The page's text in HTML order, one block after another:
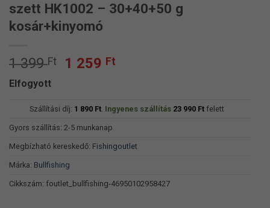
szett HK1002 – 30+40+50 g
kosár+kinyomó
1 399Ft
Original
1
399 Ft.
1 259 Ft
1
Elfogyott
Szállítási díj: 1 890 Ft. Ingyenes szállítás 23 990 Ftfelett
Gyors szállítás: 2-5 munkanap
Megbízható kereskedő: Fishingoutlet
Márka: Bullfishing
Cikkszám: foutlet_bullfishing-46950102958427